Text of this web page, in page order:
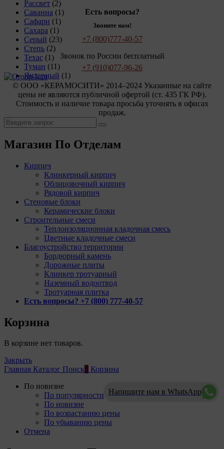
Рассвет (2)
Саванна (1)
Сафари (1)
Сахара (1)
Серый (23)
Степь (2)
Техас (1)
Туман (11)
Янтарный (1)
Есть вопросы?
Звоните нам!
+7 (800)777-40-57
Звонок по России бесплатный
+7 (910)077-96-26
© OOO «КЕРАМОСИТИ» 2014–2024 Указанные на сайте
цены не являются публичной офертой (ст. 435 ГК РФ).
Стоимость и наличие товара просьба уточнять в офисах
продаж.
Напишите нам в WhatsApp
Магазин По Отделам
Кирпич
Клинкерный кирпич
Облицовочный кирпич
Рядовой кирпич
Стеновые блоки
Керамические блоки
Строительные смеси
Теплоизоляционная кладочная смесь
Цветные кладочные смеси
Благоустройство территории
Бордюрный камень
Дорожные плиты
Клинкер тротуарный
Наземный водоотвод
Тротуарная плитка
Есть вопросы? +7 (800) 777-40-57
Корзина
В корзине нет товаров.
Закрыть
Главная Каталог Поиск0 Корзина
По новизне
По популярности
По новизне
По возрастанию цены
По убыванию цены
Отмена